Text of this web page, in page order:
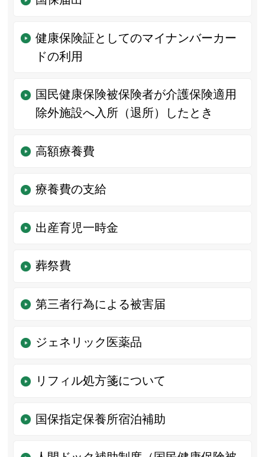
健康保険証としてのマイナンバーカー
ドの利用
国民健康保険被保険者が介護保険適用
除外施設へ入所（退所）したとき
高額療養費
療養費の支給
出産育児一時金
葬祭費
第三者行為による被害届
ジェネリック医薬品
リフィル処方箋について
国保指定保養所宿泊補助